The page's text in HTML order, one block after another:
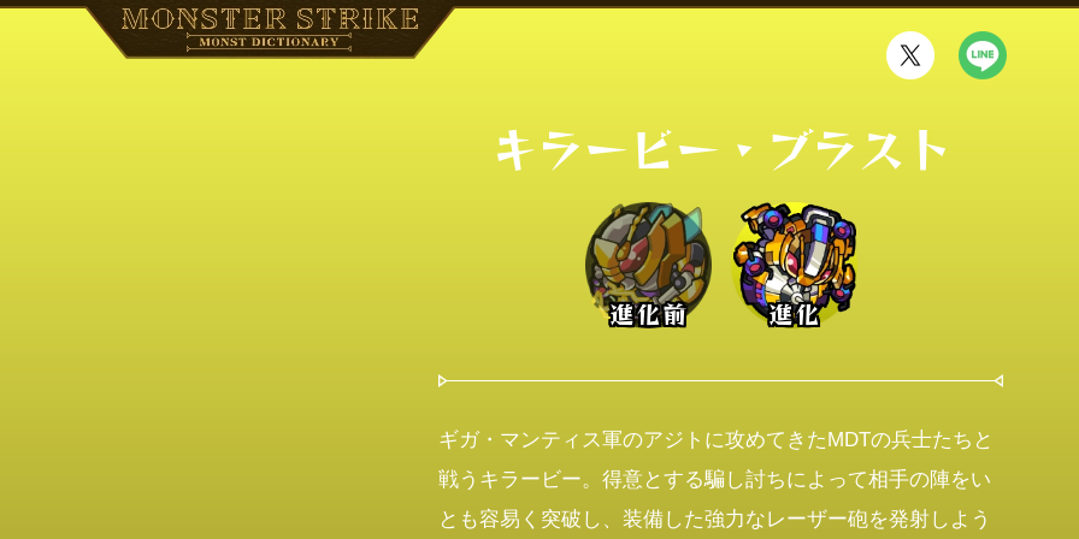
キラービー・ブラスト
進化前 進化
ギガ・マンティス軍のアジトに攻めてきたMDTの兵士たちと
戦うキラービー。得意とする騙し討ちによって相手の陣をい
とも容易く突破し、装備した強力なレーザー砲を発射しよう